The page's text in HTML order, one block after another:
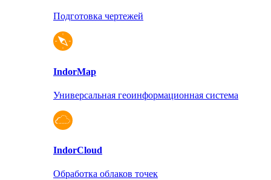
Подготовка чертежей
IndorMap
Универсальная геоинформационная система
IndorCloud
Обработка облаков точек